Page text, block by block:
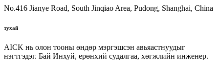
No.416 Jianye Road, South Jinqiao Area, Pudong, Shanghai, China
тухай
AICK нь олон тооны өндөр мэргэшсэн авьяастнуудыг
нэгтгэдэг. Бай Инхуй, ерөнхий судалгаа, хөгжлийн инженер.